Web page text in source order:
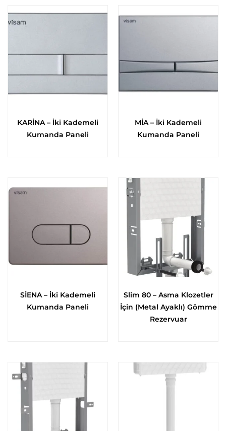
KARİNA – İki Kademeli
Kumanda Paneli
MİA – İki Kademeli
Kumanda Paneli
SİENA – İki Kademeli
Kumanda Paneli
Slim 80 – Asma Klozetler
İçin (Metal Ayaklı) Gömme
Rezervuar